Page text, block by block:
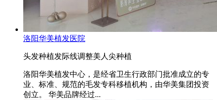
洛阳华美植发医院
头发种植发际线调整美人尖种植
洛阳华美植发中心，是经省卫生行政部门批准成立的专
业、标准、规范的毛发专科移植机构，由华美集团投资
创立。 华美品牌经过...